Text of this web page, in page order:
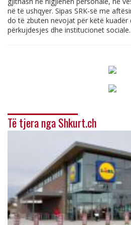
në të ushqyer. Sipas SRK-së me
do të zbuten nevojat për këtë kuadër
përkujdesjes dhe institucionet sociale.
Të tjera nga Shkurt.ch